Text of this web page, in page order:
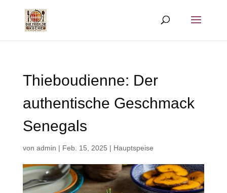
Thieboudienne: Der
authentische Geschmack
Senegals
von admin | Feb. 15, 2025 | Hauptspeise